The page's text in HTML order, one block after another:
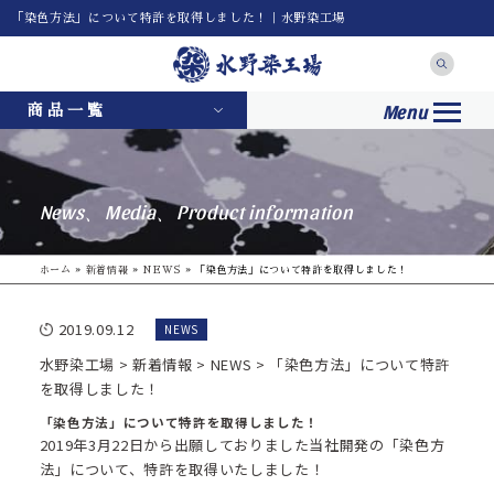
「染色方法」について特許を取得しました！｜水野染工場
商品一覧 Menu
News、Media、Product information
ホーム » 新着情報 » NEWS » 「染色方法」について特許を取得しました！
2019.09.12 NEWS
水野染工場 >新着情報 > NEWS >
「染色方法」について特許
を取得しました！
「染色方法」について特許を取得しました！
2019年3月22日から出願しておりました当社開発の「染色方
法」について、特許を取得いたしました！